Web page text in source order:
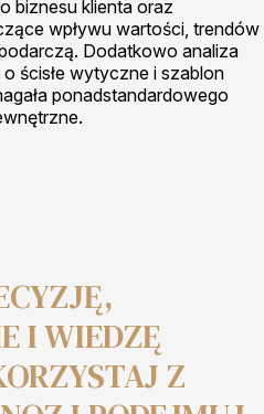
biznesu klienta oraz
wpływu wartości, trendów
Dodatkowo analiza
ścisłe wytyczne i szablon
ponadstandardowego
I WIEDZĘ
Z